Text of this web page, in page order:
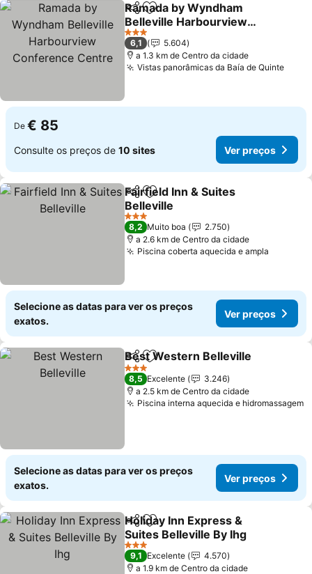
PartilharAdicionar aos favoritos
Ramada by Wyndham
Belleville Harbourview
Conference Centre
3 Estrelas
6,1
5.604
a 1.3 km de Centro da cidade
Vistas panorâmicas da Baía de Quinte
De € 85
Consulte os preços de 10 sites Ver preços
PartilharAdicionar aos favoritos
Fairfield Inn & Suites
Belleville
3 Estrelas
8,2 Muito boa
2.750
a 2.6 km de Centro da cidade
Piscina coberta aquecida e ampla
Selecione as datas para ver os preços
exatos.
Ver preços
PartilharAdicionar aos favoritos
Best Western Belleville
3 Estrelas
8,5 Excelente
3.246
a 2.5 km de Centro da cidade
Piscina interna aquecida e hidromassagem
Selecione as datas para ver os preços
exatos.
Ver preços
PartilharAdicionar aos favoritos
Holiday Inn Express &
Suites Belleville By Ihg
3 Estrelas
9,1 Excelente
4.570
a 1.9 km de Centro da cidade